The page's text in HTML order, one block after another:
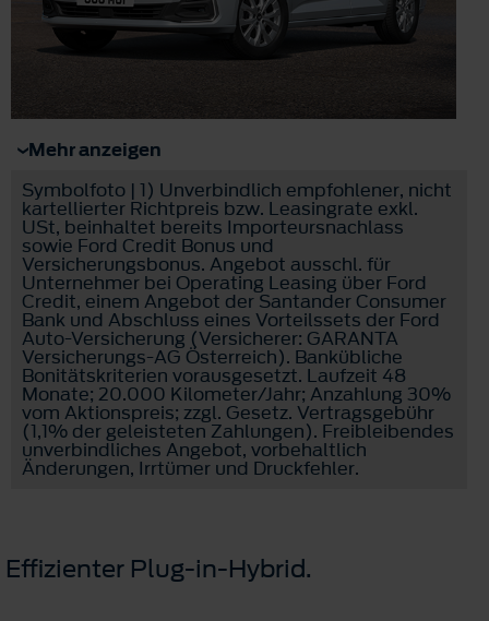
Mehr anzeigen
Symbolfoto | 1) Unverbindlich empfohlener, nicht
kartellierter Richtpreis bzw. Leasingrate exkl.
USt, beinhaltet bereits Importeursnachlass
sowie Ford Credit Bonus und
Versicherungsbonus. Angebot ausschl. für
Unternehmer bei Operating Leasing über Ford
Credit, einem Angebot der Santander Consumer
Bank und Abschluss eines Vorteilssets der Ford
Auto-Versicherung (Versicherer: GARANTA
Versicherungs-AG Österreich). Bankübliche
Bonitätskriterien vorausgesetzt. Laufzeit 48
Monate; 20.000 Kilometer/Jahr; Anzahlung 30%
vom Aktionspreis; zzgl. Gesetz. Vertragsgebühr
(1,1% der geleisteten Zahlungen). Freibleibendes
unverbindliches Angebot, vorbehaltlich
Änderungen, Irrtümer und Druckfehler.
Effizienter Plug-in-Hybrid.